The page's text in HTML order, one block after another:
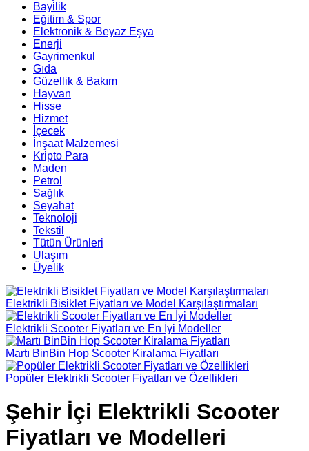
Bayilik
Eğitim & Spor
Elektronik & Beyaz Eşya
Enerji
Gayrimenkul
Gıda
Güzellik & Bakım
Hayvan
Hisse
Hizmet
İçecek
İnşaat Malzemesi
Kripto Para
Maden
Petrol
Sağlık
Seyahat
Teknoloji
Tekstil
Tütün Ürünleri
Ulaşım
Üyelik
Elektrikli Bisiklet Fiyatları ve Model Karşılaştırmaları
Elektrikli Scooter Fiyatları ve En İyi Modeller
Martı BinBin Hop Scooter Kiralama Fiyatları
Popüler Elektrikli Scooter Fiyatları ve Özellikleri
Şehir İçi Elektrikli Scooter
Fiyatları ve Modelleri